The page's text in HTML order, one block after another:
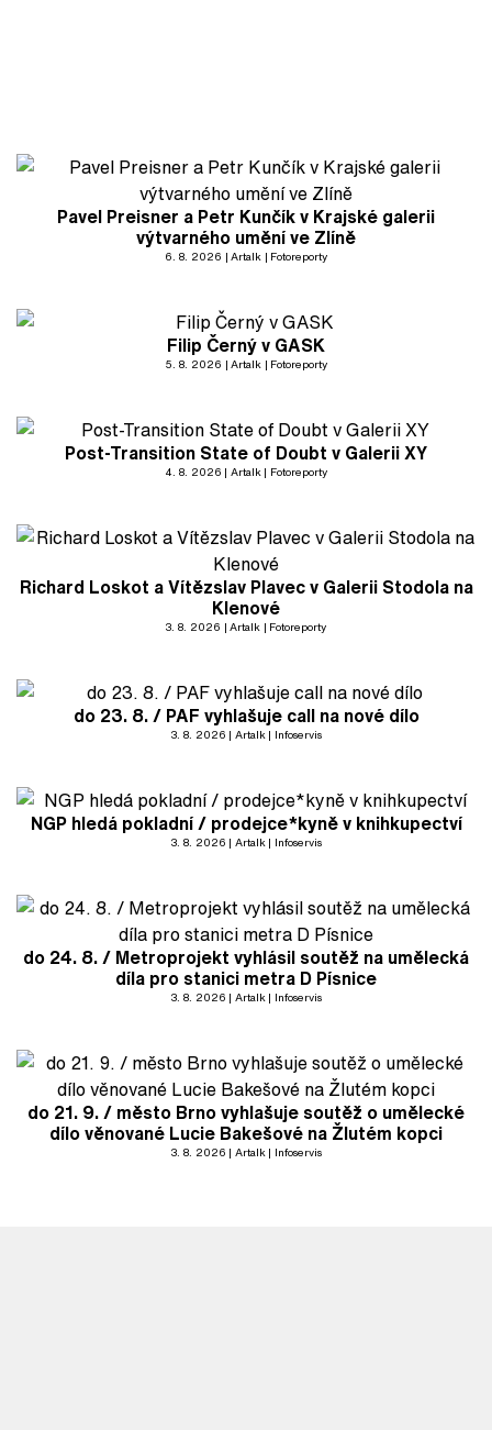
Pavel Preisner a Petr Kunčík v Krajské galerii
výtvarného umění ve Zlíně
6. 8. 2026 Artalk Fotoreporty
Filip Černý v GASK
5. 8. 2026 Artalk Fotoreporty
Post-Transition State of Doubt v Galerii XY
4. 8. 2026 Artalk Fotoreporty
Richard Loskot a Vítězslav Plavec v Galerii Stodola na
Klenové
3. 8. 2026 Artalk Fotoreporty
do 23. 8. / PAF vyhlašuje call na nové dílo
3. 8. 2026 Artalk Infoservis
NGP hledá pokladní / prodejce*kyně v knihkupectví
3. 8. 2026 Artalk Infoservis
do 24. 8. / Metroprojekt vyhlásil soutěž na umělecká
díla pro stanici metra D Písnice
3. 8. 2026 Artalk Infoservis
do 21. 9. / město Brno vyhlašuje soutěž o umělecké
dílo věnované Lucie Bakešové na Žlutém kopci
3. 8. 2026 Artalk Infoservis